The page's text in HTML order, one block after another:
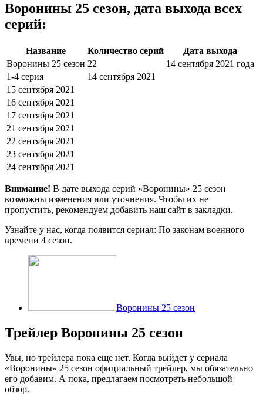
Воронины 25 сезон, дата выхода всех
серий:
Название Количество серий
Дата выхода
Воронины 25 сезон 22
14 сентября 2021 года
1-4 серия
14 сентября 2021
15 сентября 2021
16 сентября 2021
17 сентября 2021
21 сентября 2021
22 сентября 2021
23 сентября 2021
24 сентября 2021
Внимание! В дате выхода серий «Воронины» 25 сезон
возможны изменения или уточнения. Чтобы их не
пропустить, рекомендуем добавить наш сайт в закладки.
Узнайте у нас, когда появится сериал: По законам военного
времени 4 сезон.
Воронины 25 сезон
Трейлер Воронины 25 сезон
Увы, но трейлера пока еще нет. Когда выйдет у сериала
«Воронины» 25 сезон официальный трейлер, мы обязательно
его добавим. А пока, предлагаем посмотреть небольшой
обзор.